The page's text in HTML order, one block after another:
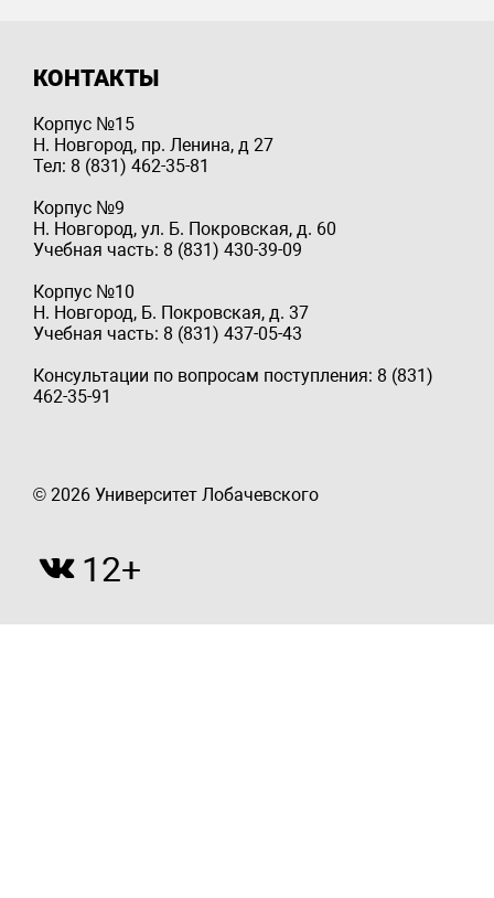
КОНТАКТЫ
Корпус №15
Н. Новгород, пр. Ленина, д 27
Тел: 8 (831) 462-35-81
Корпус №9
Н. Новгород, ул. Б. Покровская, д. 60
Учебная часть: 8 (831) 430-39-09
Корпус №10
Н. Новгород, Б. Покровская, д. 37
Учебная часть: 8 (831) 437-05-43
Консультации по вопросам поступления: 8 (831)
462-35-91
© 2026 Университет Лобачевского
12+